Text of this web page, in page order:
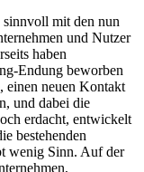
mit den nun
und Nutzer
haben
Endung beworben
neuen Kontakt
und dabei die
erdacht, entwickelt
bestehenden
wenig Sinn. Auf der